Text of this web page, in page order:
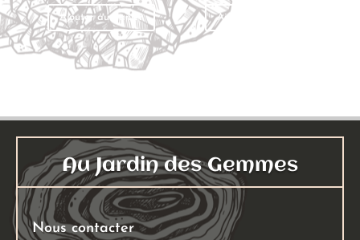
Ajouter au panier Ajouter au panier
Au Jardin des Gemmes
Nous contacter